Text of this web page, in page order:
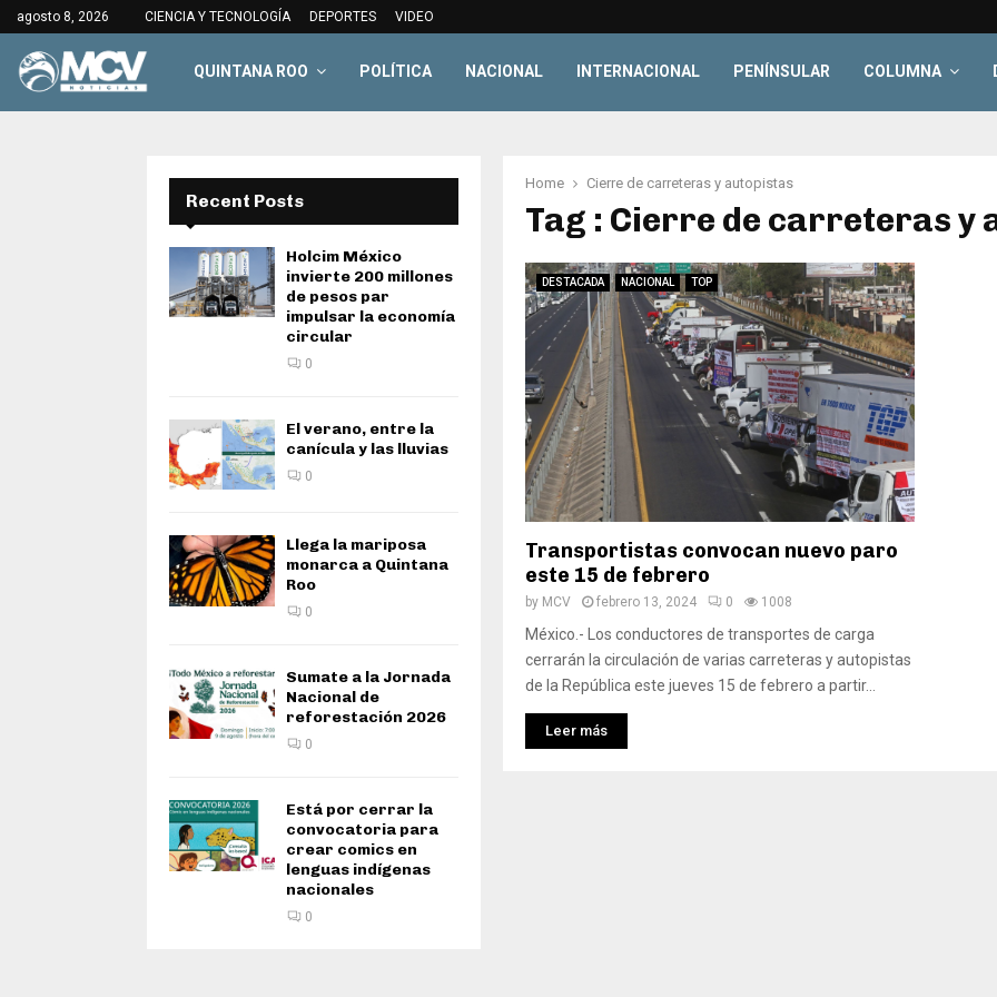
agosto 8, 2026 CIENCIA Y TECNOLOGÍA DEPORTES VIDEO
QUINTANA ROO POLÍTICA NACIONAL INTERNACIONAL PENÍNSULAR COLUMNA
Home Cierre de carreteras y autopistas
Tag : Cierre de carreteras y
DESTACADA NACIONAL TOP
Transportistas convocan nuevo paro
este 15 de febrero
by MCV febrero 13, 2024 0 1008
México.- Los conductores de transportes de carga
cerrarán la circulación de varias carreteras y autopistas
de la República este jueves 15 de febrero a partir...
Leer más
Recent Posts
Holcim México
invierte 200 millones
de pesos par
impulsar la economía
circular
0
El verano, entre la
canícula y las lluvias
0
Llega la mariposa
monarca a Quintana
Roo
0
Sumate a la Jornada
Nacional de
reforestación 2026
0
Está por cerrar la
convocatoria para
crear comics en
lenguas indígenas
nacionales
0